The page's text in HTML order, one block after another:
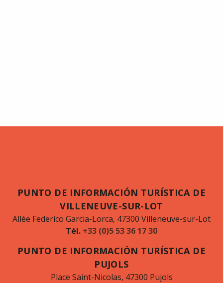
PUNTO DE INFORMACIÓN TURÍSTICA DE
VILLENEUVE-SUR-LOT
Allée Federico Garcia-Lorca, 47300 Villeneuve-sur-Lot
Tél. +33 (0)5 53 36 17 30
PUNTO DE INFORMACIÓN TURÍSTICA DE
PUJOLS
Place Saint-Nicolas, 47300 Pujols